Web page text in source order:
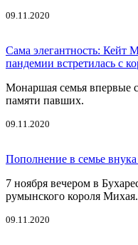
09.11.2020
Сама элегантность: Кейт
пандемии встретилась с
Монаршая семья впервые
памяти павших.
09.11.2020
Пополнение в семье
7 ноября вечером в
румынского короля Михая.
09.11.2020